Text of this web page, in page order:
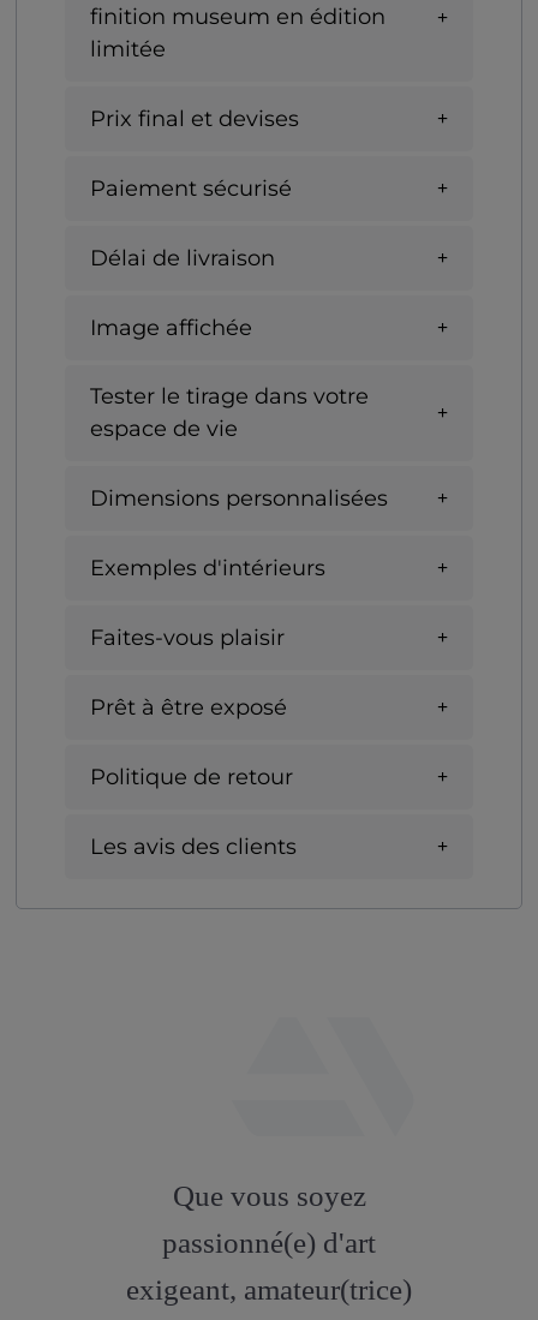
finition museum en édition
limitée
Prix final et devises
Paiement sécurisé
Délai de livraison
Image affichée
Tester le tirage dans votre
espace de vie
Dimensions personnalisées
Exemples d'intérieurs
Faites-vous plaisir
Prêt à être exposé
Politique de retour
Les avis des clients
artstation
Que vous soyez
passionné(e) d'art
exigeant, amateur(trice)